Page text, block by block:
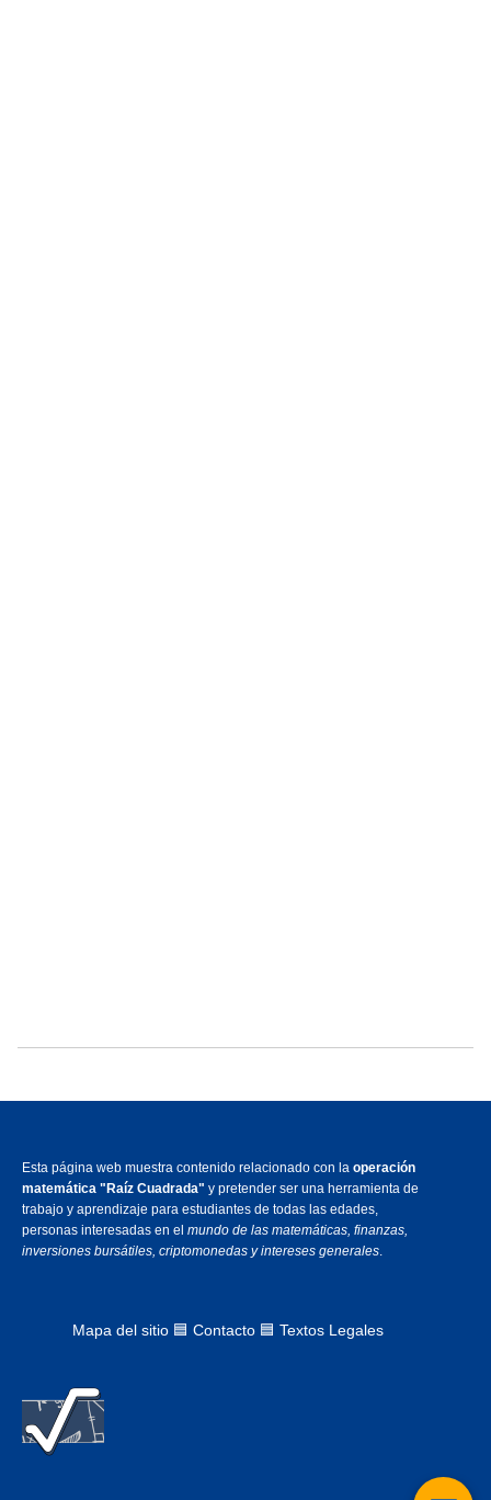
Esta página web muestra contenido relacionado con la operación
matemática "Raíz Cuadrada" y pretender ser una herramienta de
trabajo y aprendizaje para estudiantes de todas las edades,
personas interesadas en el mundo de las matemáticas, finanzas,
inversiones bursátiles, criptomonedas y intereses generales.
Mapa del sitio 🟦 Contacto 🟦 Textos Legales